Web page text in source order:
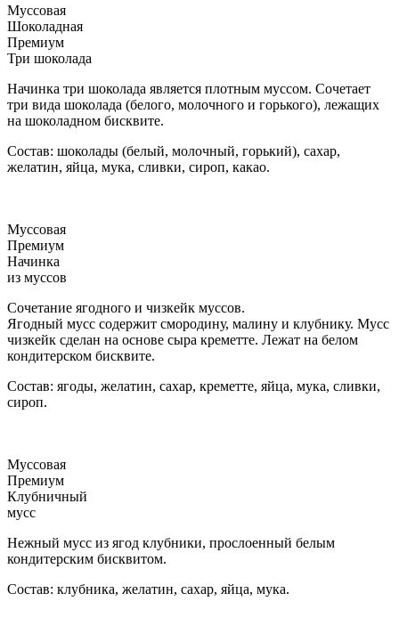
Муссовая
Шоколадная
Премиум
Три шоколада
Начинка три шоколада является плотным муссом. Сочетает
три вида шоколада (белого, молочного и горького), лежащих
на шоколадном бисквите.
Состав: шоколады (белый, молочный, горький), сахар,
желатин, яйца, мука, сливки, сироп, какао.
Муссовая
Премиум
Начинка
из муссов
Сочетание ягодного и чизкейк муссов.
Ягодный мусс содержит смородину, малину и клубнику. Мусс
чизкейк сделан на основе сыра креметте. Лежат на белом
кондитерском бисквите.
Состав: ягоды, желатин, сахар, креметте, яйца, мука, сливки,
сироп.
Муссовая
Премиум
Клубничный
мусс
Нежный мусс из ягод клубники, прослоенный белым
кондитерским бисквитом.
Состав: клубника, желатин, сахар, яйца, мука.